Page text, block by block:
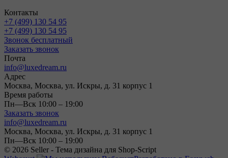
Контакты
+7 (499) 130 54 95
+7 (499) 130 54 95
Звонок бесплатный
Заказать звонок
Почта
info@luxedream.ru
Адрес
Москва, Москва, ул. Искры, д. 31 корпус 1
Время работы
Пн—Вск 10:00 – 19:00
Заказать звонок
info@luxedream.ru
Москва, Москва, ул. Искры, д. 31 корпус 1
Пн—Вск 10:00 – 19:00
© 2026 Seller - Тема дизайна для Shop-Script